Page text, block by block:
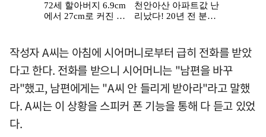
작성자 A씨는 아침에 시어머니로부터 급히 전화를 받았
다고 한다. 전화를 받으니 시어머니는 "남편을 바꾸
라"했고, 남편에게는 "A씨 안 들리게 받아라"라고 말했
다. A씨는 이 상황을 스피커 폰 기능을 통해 다 듣고 있었
다.